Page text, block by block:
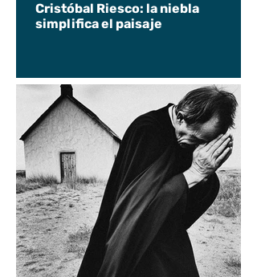
Cristóbal Riesco: la niebla
simplifica el paisaje